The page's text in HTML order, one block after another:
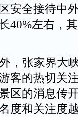
安全接待中
40%左右，
，张家界大
客的热切关
区的消息传
度和关注度